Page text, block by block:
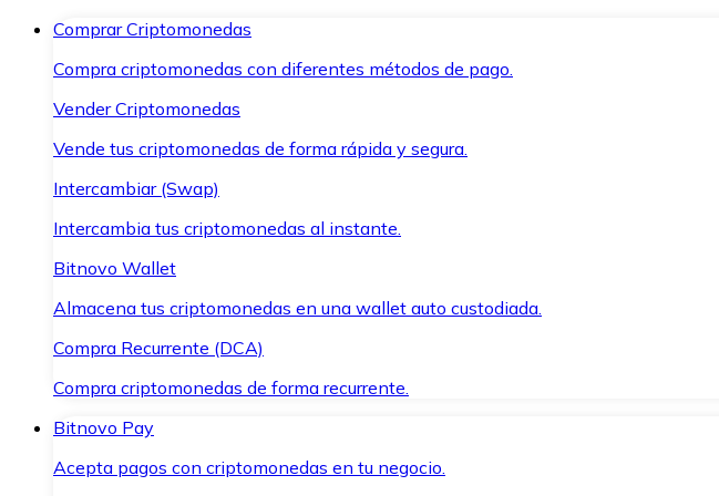
Comprar Criptomonedas
Compra criptomonedas con diferentes métodos de pago.
Vender Criptomonedas
Vende tus criptomonedas de forma rápida y segura.
Intercambiar (Swap)
Intercambia tus criptomonedas al instante.
Bitnovo Wallet
Almacena tus criptomonedas en una wallet auto custodiada.
Compra Recurrente (DCA)
Compra criptomonedas de forma recurrente.
Bitnovo Pay
Acepta pagos con criptomonedas en tu negocio.